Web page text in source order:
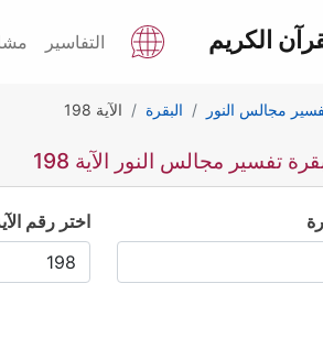
الكريم التفاسير
مجالس النور البقرة الآية 198
تفسير مجالس النور الآية 198
اختر رقم